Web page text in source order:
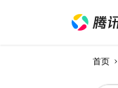
首页